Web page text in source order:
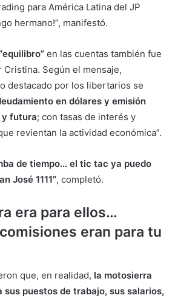
para América Latina del JP
hermano!”, manifestó.
en las cuentas también fue
Cristina. Según el mensaje,
destacado por los libertarios se
en dólares y emisión
y futura; con tasas de interés y
revientan la actividad económica”.
de tiempo… el tic tac ya puedo
José 1111”, completó.
era para ellos…
eran para tu
que, en realidad, la motosierra
puestos de trabajo, sus salarios,